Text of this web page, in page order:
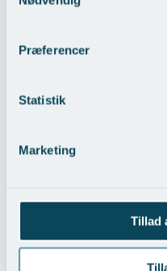
Præferencer
Statistik
Marketing
Tillad
Vis behandlingseksempler
Brystløft og BFO